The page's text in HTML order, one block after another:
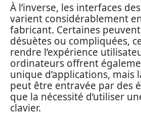
À l’inverse, les interfaces
varient considérablement
fabricant. Certaines
désuètes ou compliquées,
rendre l’expérience
ordinateurs offrent
unique d’applications, mais
peut être entravée par des
que la nécessité d’utiliser
clavier.